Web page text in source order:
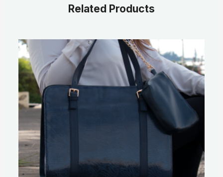
Related Products